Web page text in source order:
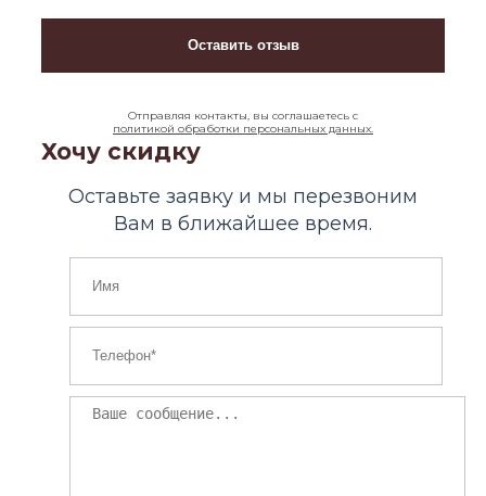
Отправляя контакты, вы соглашаетесь с
политикой обработки персональных данных.
Хочу скидку
Оставьте заявку и мы перезвоним
Вам в ближайшее время.